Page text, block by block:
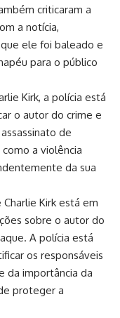
criticaram a
a notícia,
ele foi baleado e
para o público
Kirk, a polícia está
o autor do crime e
de
a violência
da sua
Kirk está em
sobre o autor do
A polícia está
os responsáveis
da importância da
proteger a